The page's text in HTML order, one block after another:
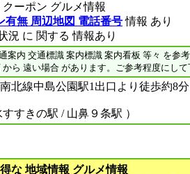
ーポン グルメ情報
有無 周辺地図 電話番号情報 あり
況 に 関する 情報あり
案内 交通標識 案内標識 案内看板 等々 を参
から 遠い場合 があります。ご参考程度にし
北線中島公園駅1出口より徒歩約8分
すきの駅 / 山鼻９条駅 ）
な 地域情報 グルメ情報